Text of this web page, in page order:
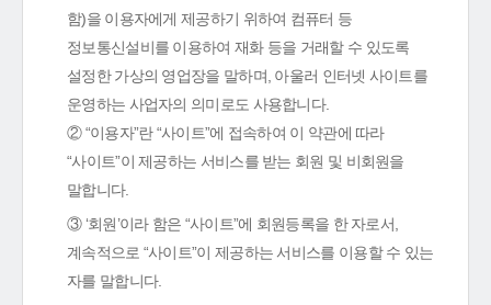
함)을 이용자에게 제공하기 위하여 컴퓨터 등
정보통신설비를 이용하여 재화 등을 거래할 수 있도록
설정한 가상의 영업장을 말하며, 아울러 인터넷 사이트를
운영하는 사업자의 의미로도 사용합니다.
② “이용자”란 “사이트”에 접속하여 이 약관에 따라
“사이트”이 제공하는 서비스를 받는 회원 및 비회원을
말합니다.
③ ‘회원’이라 함은 “사이트”에 회원등록을 한 자로서,
계속적으로 “사이트”이 제공하는 서비스를 이용할 수 있는
자를 말합니다.